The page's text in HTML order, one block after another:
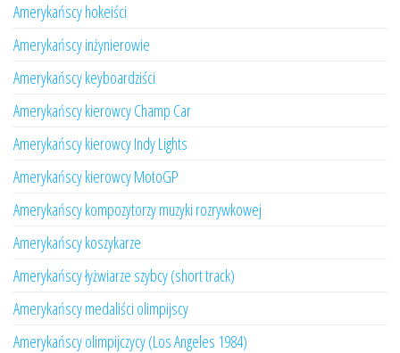
Amerykańscy hokeiści
Amerykańscy inżynierowie
Amerykańscy keyboardziści
Amerykańscy kierowcy Champ Car
Amerykańscy kierowcy Indy Lights
Amerykańscy kierowcy MotoGP
Amerykańscy kompozytorzy muzyki rozrywkowej
Amerykańscy koszykarze
Amerykańscy łyżwiarze szybcy (short track)
Amerykańscy medaliści olimpijscy
Amerykańscy olimpijczycy (Los Angeles 1984)